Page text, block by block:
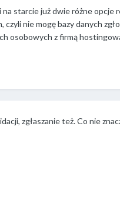
starcie już dwie różne opcje
nie mogę bazy danych
osobowych z firmą
zgłaszanie też. Co nie